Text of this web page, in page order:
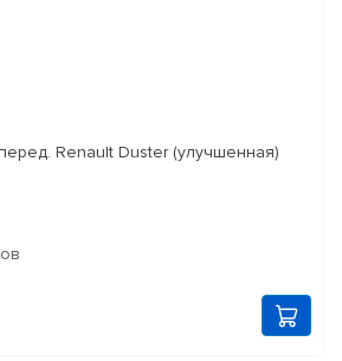
Renault Duster (улучшенная)